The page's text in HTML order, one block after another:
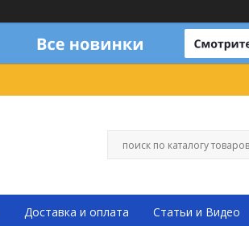
Доставка и оплата Статьи и Видео